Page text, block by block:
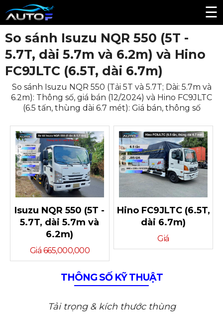
☰
So sánh Isuzu NQR 550 (5T -
5.7T, dài 5.7m và 6.2m) và Hino
FC9JLTC (6.5T, dài 6.7m)
So sánh Isuzu NQR 550 (Tải 5T và 5.7T; Dài: 5.7m và
6.2m): Thông số, giá bán (12/2024) và Hino FC9JLTC
(6.5 tấn, thùng dài 6.7 mét): Giá bán, thông số
Isuzu NQR 550 (5T -
5.7T, dài 5.7m và
6.2m)
Giá 665,000,000
Hino FC9JLTC (6.5T,
dài 6.7m)
Giá
THÔNG SỐ KỸ THUẬT
Tải trọng & kích thước thùng